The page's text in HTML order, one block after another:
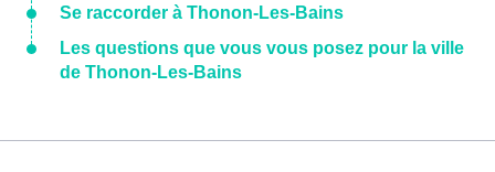
Se raccorder à Thonon-Les-Bains
Les questions que vous vous posez pour la ville
de Thonon-Les-Bains